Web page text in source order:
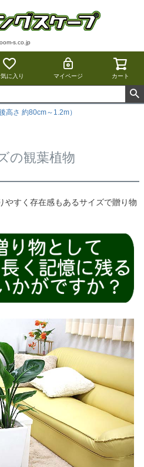
s.co.jp
に入り マイページ カート
高さ 約80cm～1.2m）
の観葉植物
やすく存在感もあるサイズで贈り物